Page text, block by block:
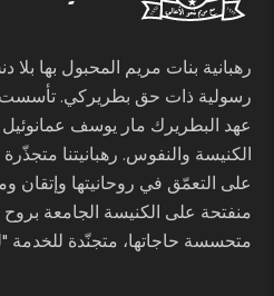
رهبانية بنات مريم المحبول بها بلا
عهد البطريرك مار يوسف عمانوئيل
الكنيسة والنفوس. رهبانيتنا
على التعمّق في روحانيتها
منفتحة على الكنيسة الجامعة بروح
متحسسة حاجاتها، متجنّدة للخدمة